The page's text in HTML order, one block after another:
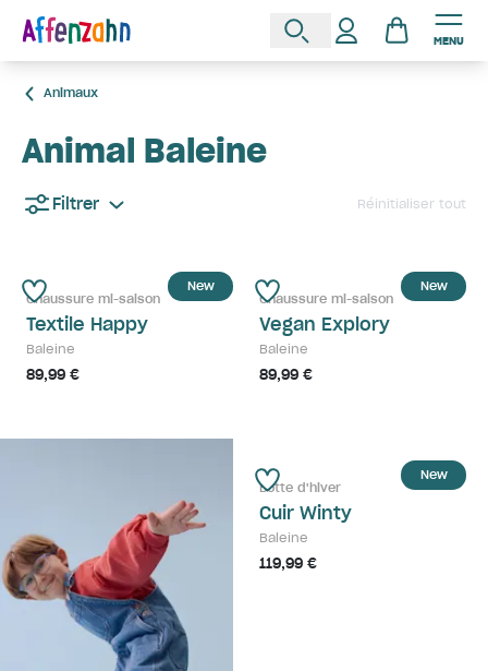
MENU
Animaux
Animal Baleine
Filtrer Réinitialiser tout
New
Chaussure mi-saison
Textile Happy
Baleine
89,99 €
New
Chaussure mi-saison
Vegan Explory
Baleine
89,99 €
New
Botte d'hiver
Cuir Winty
Baleine
119,99 €